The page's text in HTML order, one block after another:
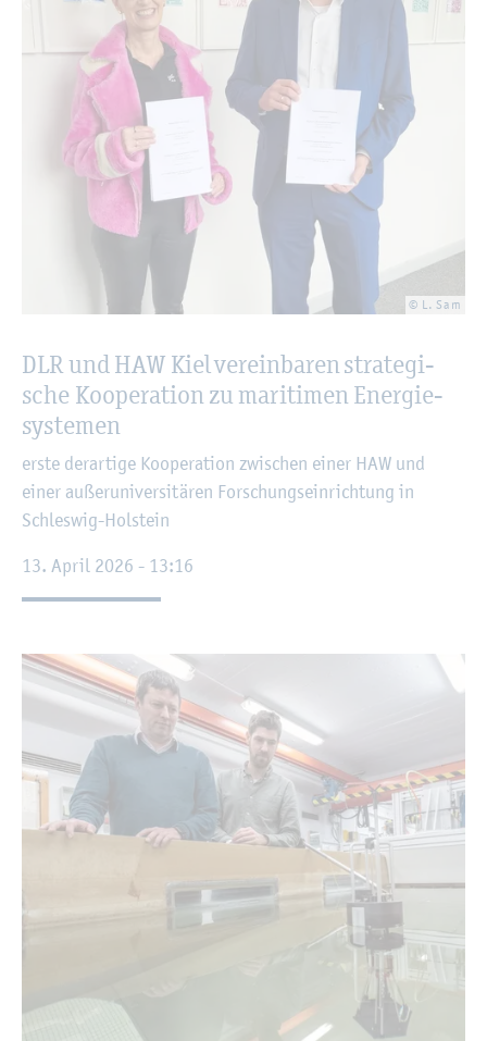
© L. Sam
DLR und HAW Kiel ver­ein­ba­ren stra­te­gi­
sche Ko­ope­ra­ti­on zu ma­ri­ti­men En­er­gie­
sys­te­men
erste der­ar­ti­ge Ko­ope­ra­ti­on zwi­schen einer HAW und
einer au­ßer­uni­ver­si­tä­ren For­schungs­ein­rich­tung in
Schles­wig-Hol­stein
13. April 2026 - 13:16